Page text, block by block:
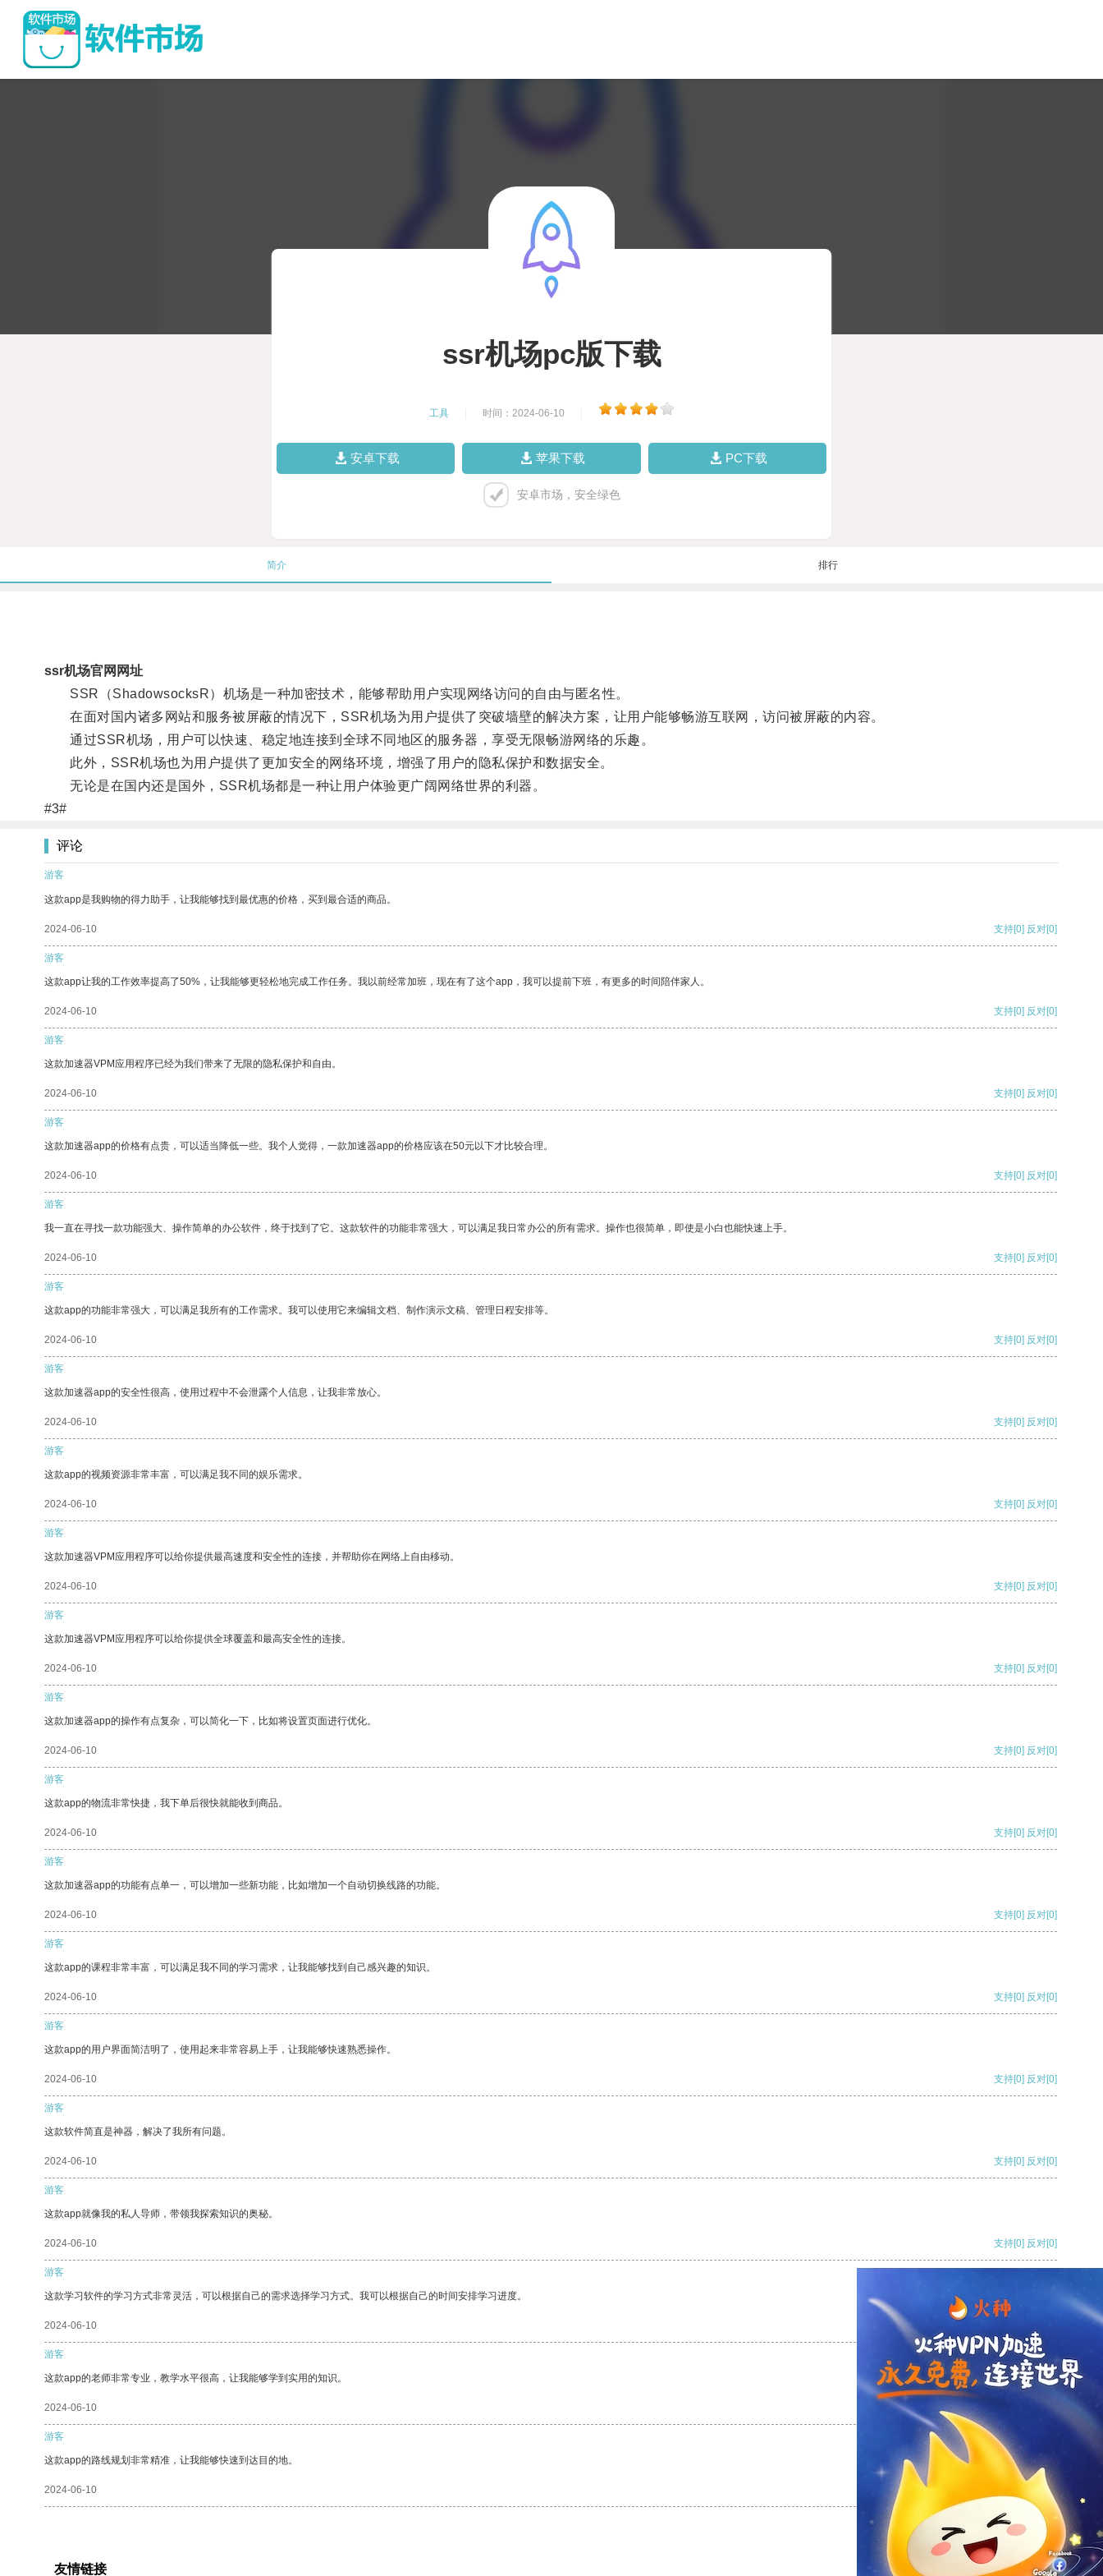
ssr机场pc版下载
工具 时间：2024-06-10
安卓下载 苹果下载 PC下载
安卓市场，安全绿色
简介 排行
ssr机场官网网址
SSR（ShadowsocksR）机场是一种加密技术，能够帮助用户实现网络访问的自由与匿名性。
在面对国内诸多网站和服务被屏蔽的情况下，SSR机场为用户提供了突破墙壁的解决方案，让用户能够畅游互联网，访问被屏蔽的内容。
通过SSR机场，用户可以快速、稳定地连接到全球不同地区的服务器，享受无限畅游网络的乐趣。
此外，SSR机场也为用户提供了更加安全的网络环境，增强了用户的隐私保护和数据安全。
无论是在国内还是国外，SSR机场都是一种让用户体验更广阔网络世界的利器。
#3#
评论
游客
这款app是我购物的得力助手，让我能够找到最优惠的价格，买到最合适的商品。
2024-06-10 支持[0] 反对[0]
游客
这款app让我的工作效率提高了50%，让我能够更轻松地完成工作任务。我以前经常加班，现在有了这个app，我可以提前下班，有更多的时间陪伴家人。
2024-06-10 支持[0] 反对[0]
游客
这款加速器VPM应用程序已经为我们带来了无限的隐私保护和自由。
2024-06-10 支持[0] 反对[0]
游客
这款加速器app的价格有点贵，可以适当降低一些。我个人觉得，一款加速器app的价格应该在50元以下才比较合理。
2024-06-10 支持[0] 反对[0]
游客
我一直在寻找一款功能强大、操作简单的办公软件，终于找到了它。这款软件的功能非常强大，可以满足我日常办公的所有需求。操作也很简单，即使是小白也能快速上手。
2024-06-10 支持[0] 反对[0]
游客
这款app的功能非常强大，可以满足我所有的工作需求。我可以使用它来编辑文档、制作演示文稿、管理日程安排等。
2024-06-10 支持[0] 反对[0]
游客
这款加速器app的安全性很高，使用过程中不会泄露个人信息，让我非常放心。
2024-06-10 支持[0] 反对[0]
游客
这款app的视频资源非常丰富，可以满足我不同的娱乐需求。
2024-06-10 支持[0] 反对[0]
游客
这款加速器VPM应用程序可以给你提供最高速度和安全性的连接，并帮助你在网络上自由移动。
2024-06-10 支持[0] 反对[0]
游客
这款加速器VPM应用程序可以给你提供全球覆盖和最高安全性的连接。
2024-06-10 支持[0] 反对[0]
游客
这款加速器app的操作有点复杂，可以简化一下，比如将设置页面进行优化。
2024-06-10 支持[0] 反对[0]
游客
这款app的物流非常快捷，我下单后很快就能收到商品。
2024-06-10 支持[0] 反对[0]
游客
这款加速器app的功能有点单一，可以增加一些新功能，比如增加一个自动切换线路的功能。
2024-06-10 支持[0] 反对[0]
游客
这款app的课程非常丰富，可以满足我不同的学习需求，让我能够找到自己感兴趣的知识。
2024-06-10 支持[0] 反对[0]
游客
这款app的用户界面简洁明了，使用起来非常容易上手，让我能够快速熟悉操作。
2024-06-10 支持[0] 反对[0]
游客
这款软件简直是神器，解决了我所有问题。
2024-06-10 支持[0] 反对[0]
游客
这款app就像我的私人导师，带领我探索知识的奥秘。
2024-06-10 支持[0] 反对[0]
游客
这款学习软件的学习方式非常灵活，可以根据自己的需求选择学习方式。我可以根据自己的时间安排学习进度。
2024-06-10
游客
这款app的老师非常专业，教学水平很高，让我能够学到实用的知识。
2024-06-10 反对
游客
这款app的路线规划非常精准，让我能够快速到达目的地。
2024-06-10 反对[0]
友情链接